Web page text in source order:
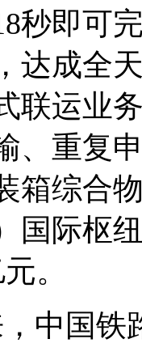
秒即可
达成全
联运业
、重复
箱综合
国际枢
。
中国铁